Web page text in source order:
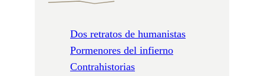
Dos retratos de humanistas
Pormenores del infierno
Contrahistorias